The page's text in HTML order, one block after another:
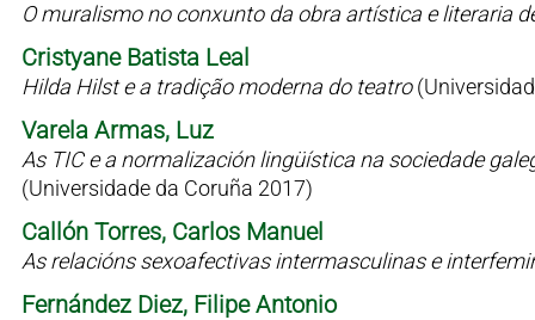
O muralismo no conxunto da obra artística e literaria
Cristyane Batista Leal
Hilda Hilst e a tradição moderna do teatro
Varela Armas, Luz
As TIC e a normalización lingüística na sociedade
(Universidade da Coruña 2017)
Callón Torres, Carlos Manuel
As relacións sexoafectivas intermasculinas e
Fernández Diez, Filipe Antonio